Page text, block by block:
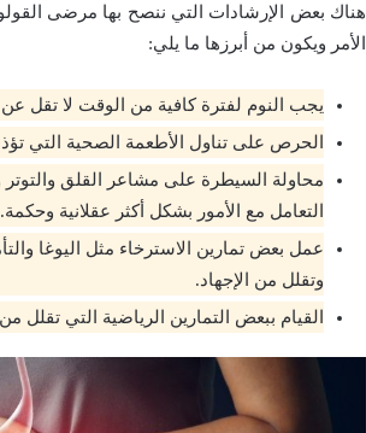
هناك بعض الإرشادات التي ننصح بها مرضى
الأمر ويكون من أبرزها ما يلي:
يجب النوم لفترة كافية من الوقت لا تقل
الحرص على تناول الأطعمة الصحية التي
محاولة السيطرة على مشاعر القلق
التعامل مع الأمور بشكل أكثر عقلانية وحكمة.
عمل بعض تمارين الاسترخاء مثل اليوغا
وتقلل من الإجهاد.
القيام ببعض التمارين الرياضية التي